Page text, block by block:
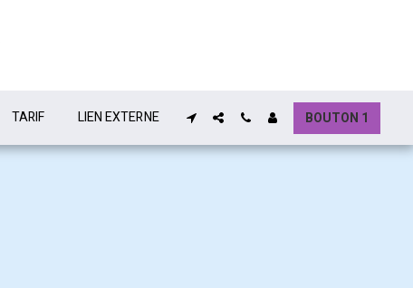
TARIF LIEN EXTERNE BOUTON 1